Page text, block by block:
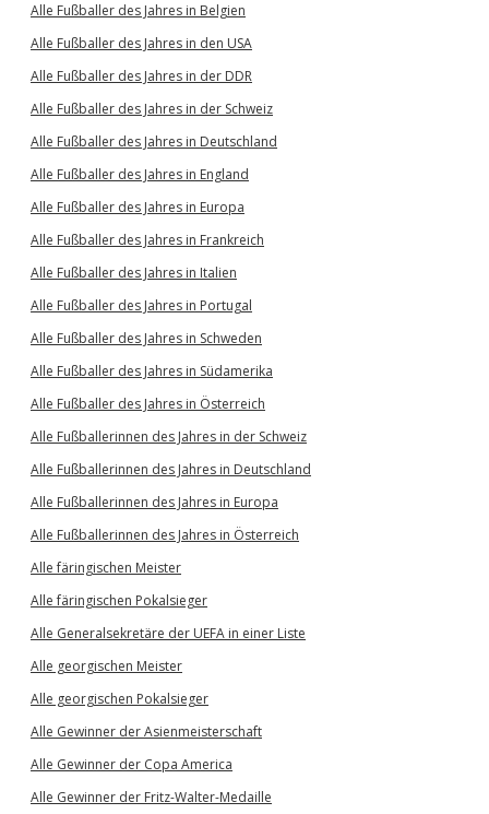
Alle Fußballer des Jahres in Belgien
Alle Fußballer des Jahres in den USA
Alle Fußballer des Jahres in der DDR
Alle Fußballer des Jahres in der Schweiz
Alle Fußballer des Jahres in Deutschland
Alle Fußballer des Jahres in England
Alle Fußballer des Jahres in Europa
Alle Fußballer des Jahres in Frankreich
Alle Fußballer des Jahres in Italien
Alle Fußballer des Jahres in Portugal
Alle Fußballer des Jahres in Schweden
Alle Fußballer des Jahres in Südamerika
Alle Fußballer des Jahres in Österreich
Alle Fußballerinnen des Jahres in der Schweiz
Alle Fußballerinnen des Jahres in Deutschland
Alle Fußballerinnen des Jahres in Europa
Alle Fußballerinnen des Jahres in Österreich
Alle färingischen Meister
Alle färingischen Pokalsieger
Alle Generalsekretäre der UEFA in einer Liste
Alle georgischen Meister
Alle georgischen Pokalsieger
Alle Gewinner der Asienmeisterschaft
Alle Gewinner der Copa America
Alle Gewinner der Fritz-Walter-Medaille